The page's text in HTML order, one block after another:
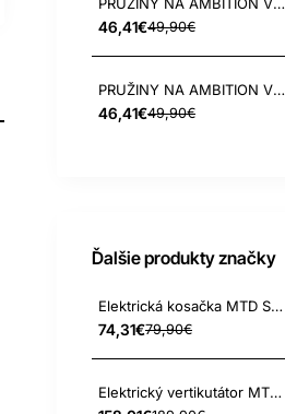
46,41€49,90€
PRUŽINY NA AMBITION V 346 E a 378 E
46,41€49,90€
Ďalšie produkty značky
Elektrická kosačka MTD SMART 32E (K) # 30,5CM 1000W
74,31€79,90€
Elektrický vertikutátor MTD OPTIMA 37 VE # 37CM 1600W